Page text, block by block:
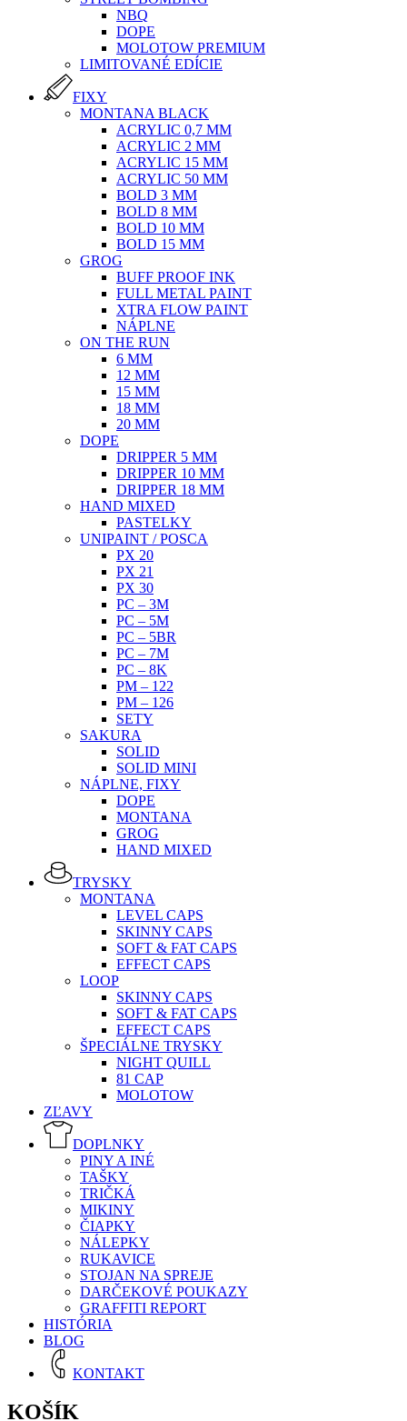
NBQ
DOPE
MOLOTOW PREMIUM
LIMITOVANÉ EDÍCIE
FIXY
MONTANA BLACK
ACRYLIC 0,7 MM
ACRYLIC 2 MM
ACRYLIC 15 MM
ACRYLIC 50 MM
BOLD 3 MM
BOLD 8 MM
BOLD 10 MM
BOLD 15 MM
GROG
BUFF PROOF INK
FULL METAL PAINT
XTRA FLOW PAINT
NÁPLNE
ON THE RUN
6 MM
12 MM
15 MM
18 MM
20 MM
DOPE
DRIPPER 5 MM
DRIPPER 10 MM
DRIPPER 18 MM
HAND MIXED
PASTELKY
UNIPAINT / POSCA
PX 20
PX 21
PX 30
PC – 3M
PC – 5M
PC – 5BR
PC – 7M
PC – 8K
PM – 122
PM – 126
SETY
SAKURA
SOLID
SOLID MINI
NÁPLNE, FIXY
DOPE
MONTANA
GROG
HAND MIXED
TRYSKY
MONTANA
LEVEL CAPS
SKINNY CAPS
SOFT & FAT CAPS
EFFECT CAPS
LOOP
SKINNY CAPS
SOFT & FAT CAPS
EFFECT CAPS
ŠPECIÁLNE TRYSKY
NIGHT QUILL
81 CAP
MOLOTOW
ZĽAVY
DOPLNKY
PINY A INÉ
TAŠKY
TRIČKÁ
MIKINY
ČIAPKY
NÁLEPKY
RUKAVICE
STOJAN NA SPREJE
DARČEKOVÉ POUKAZY
GRAFFITI REPORT
HISTÓRIA
BLOG
KONTAKT
KOŠÍK